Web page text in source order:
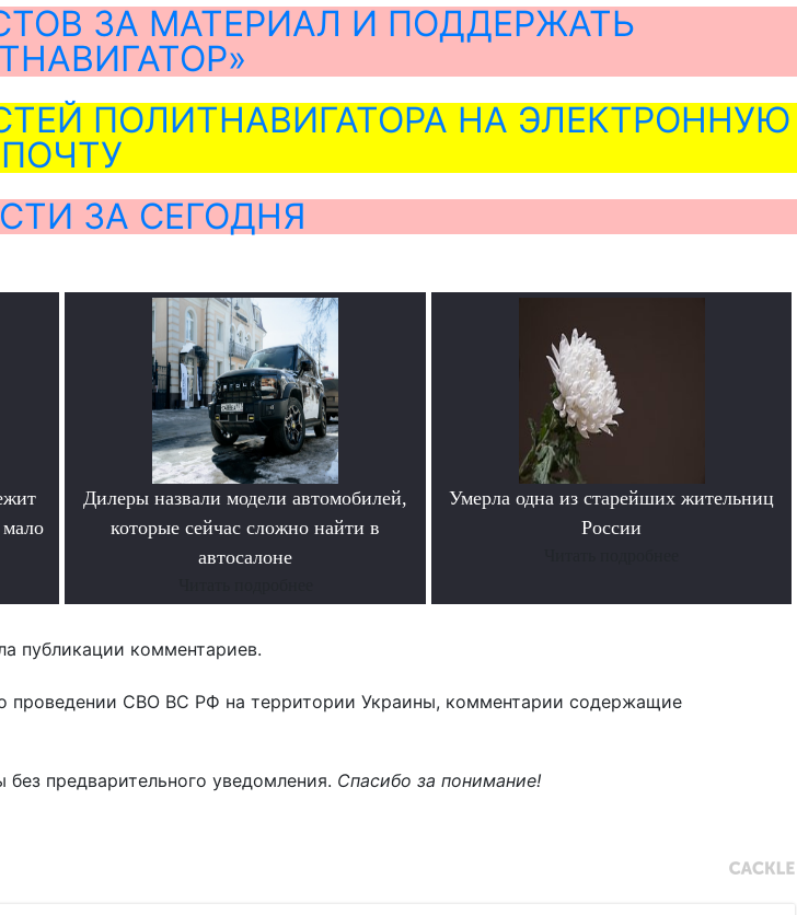
ЗА МАТЕРИАЛ И ПОДДЕРЖАТЬ
ПОЛИТНАВИГАТОРА НА ЭЛЕКТРОННУЮ
ПОЧТУ
ЗА СЕГОДНЯ
Дилеры назвали модели автомобилей,
которые сейчас сложно найти в
автосалоне
Умерла одна из старейших жительниц
России
публикации комментариев.
проведении СВО ВС РФ на территории Украины, комментарии содержащие
предварительного уведомления. Спасибо за понимание!